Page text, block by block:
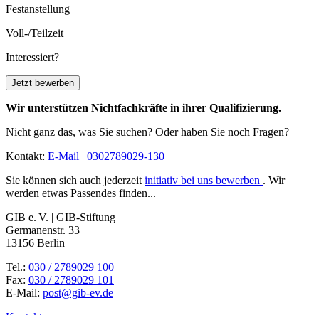
Festanstellung
Voll-/Teilzeit
Interessiert?
Jetzt bewerben
Wir unterstützen Nichtfachkräfte in ihrer Qualifizierung.
Nicht ganz das, was Sie suchen? Oder haben Sie noch Fragen?
Kontakt: E-Mail | 0302789029-130
Sie können sich auch jederzeit initiativ bei uns bewerben . Wir
werden etwas Passendes finden...
GIB e. V. | GIB-Stiftung
Germanenstr. 33
13156 Berlin
Tel.: 030 / 2789029 100
Fax: 030 / 2789029 101
E-Mail: post@gib-ev.de